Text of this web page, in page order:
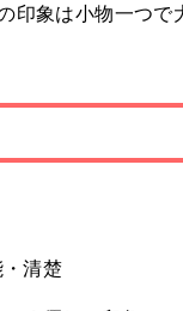
印象は小物一つで
清楚